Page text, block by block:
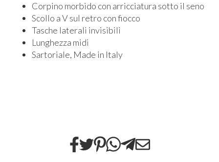
Corpino morbido con arricciatura sotto il seno
Scollo a V sul retro con fiocco
Tasche laterali invisibili
Lunghezza midi
Sartoriale, Made in Italy